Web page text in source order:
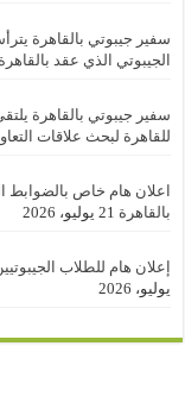
سفير جيبوتي بالقاهرة
الجيبوتي الذي عقد بالقاهرة
سفير جيبوتي بالقاهرة
للقاهرة لبحث علاقات
اعلان هام خاص بالضوابط
بالقاهرة 21 يوليو، 2026
إعلان هام للطلاب
يوليو، 2026